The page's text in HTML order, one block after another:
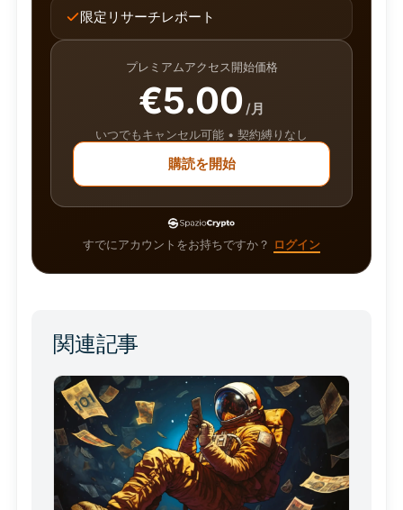
限定リサーチレポート
プレミアムアクセス開始価格
€5.00/月
いつでもキャンセル可能 • 契約縛りなし
購読を開始
すでにアカウントをお持ちですか？ ログイン
関連記事